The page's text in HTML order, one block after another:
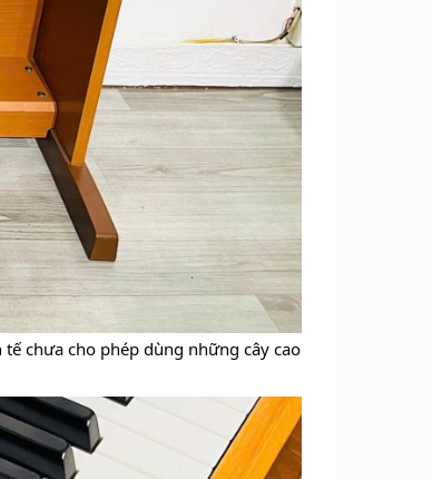
chưa cho phép dùng những cây cao